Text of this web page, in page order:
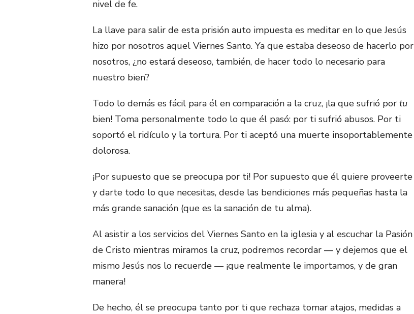
nivel de fe.
La llave para salir de esta prisión auto impuesta es meditar en lo que Jesús
hizo por nosotros aquel Viernes Santo. Ya que estaba deseoso de hacerlo por
nosotros, ¿no estará deseoso, también, de hacer todo lo necesario para
nuestro bien?
Todo lo demás es fácil para él en comparación a la cruz, ¡la que sufrió por tu
bien! Toma personalmente todo lo que él pasó: por ti sufrió abusos. Por ti
soportó el ridículo y la tortura. Por ti aceptó una muerte insoportablemente
dolorosa.
¡Por supuesto que se preocupa por ti! Por supuesto que él quiere proveerte
y darte todo lo que necesitas, desde las bendiciones más pequeñas hasta la
más grande sanación (que es la sanación de tu alma).
Al asistir a los servicios del Viernes Santo en la iglesia y al escuchar la Pasión
de Cristo mientras miramos la cruz, podremos recordar — y dejemos que el
mismo Jesús nos lo recuerde — ¡que realmente le importamos, y de gran
manera!
De hecho, él se preocupa tanto por ti que rechaza tomar atajos, medidas a